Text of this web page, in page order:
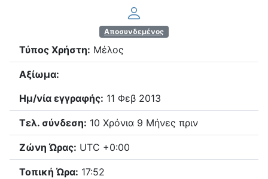
Αποσυνδεμένος
Τύπος Χρήστη: Μέλος
Αξίωμα:
Ημ/νία εγγραφής: 11 Φεβ 2013
Τελ. σύνδεση: 10 Χρόνια 9 Μήνες πριν
Ζώνη Ώρας: UTC +0:00
Τοπική Ώρα: 17:52